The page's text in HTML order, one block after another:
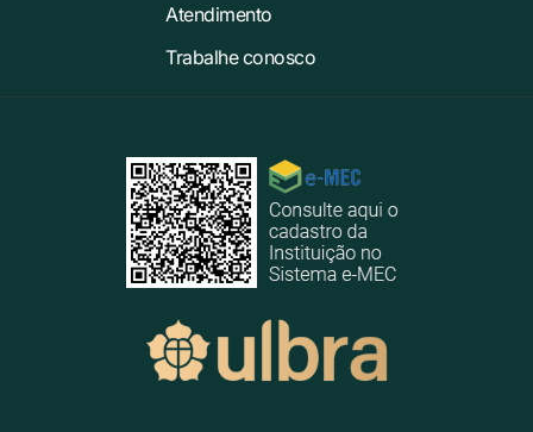
Atendimento
Trabalhe conosco